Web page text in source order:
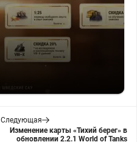
Следующая
Изменение карты «Тихий берег» в
обновлении 2.2.1 World of Tanks